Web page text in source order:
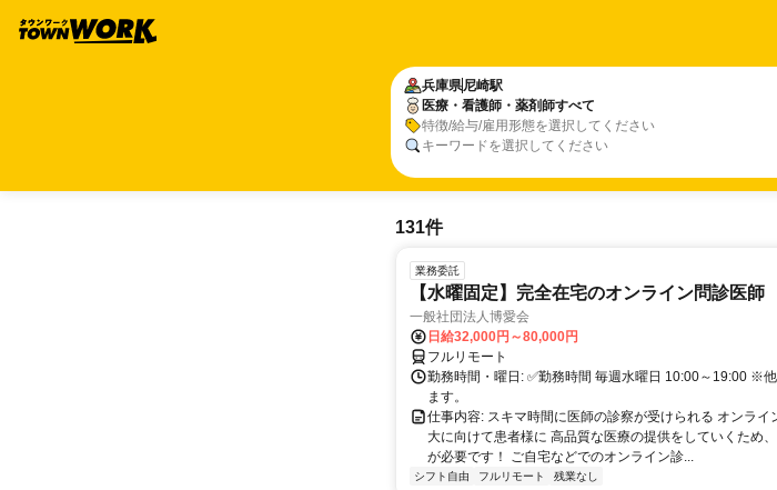
兵庫県尼崎駅
医療・看護師・薬剤師すべて
特徴/給与/雇用形態を選択してください
キーワードを選択してください
131件
業務委託
【水曜固定】完全在宅のオンライン問診医師
一般社団法人博愛会
日給32,000円～80,000円
フルリモート
勤務時間・曜日: ✅勤務時間 毎週水曜日 10:00～19:00 ※
ます。
仕事内容: スキマ時間に医師の診察が受けられる オンライ
大に向けて患者様に 高品質な医療の提供をしていくため
が必要です！ ご自宅などでのオンライン診...
シフト自由 フルリモート 残業なし